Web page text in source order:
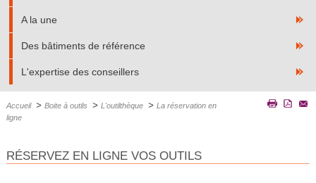
A la une
Des bâtiments de référence
L'expertise des conseillers
Accueil > Boite à outils > L'outilthèque > La réservation en
ligne
RÉSERVEZ EN LIGNE VOS OUTILS